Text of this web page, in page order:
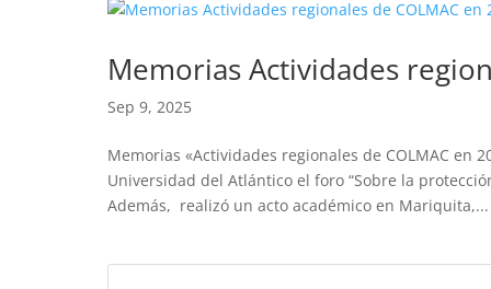
Memorias Actividades
Sep 9, 2025
Memorias «Actividades regionales de COLMAC en
Universidad del Atlántico el foro “Sobre la
Además, realizó un acto académico en Mariquita,...